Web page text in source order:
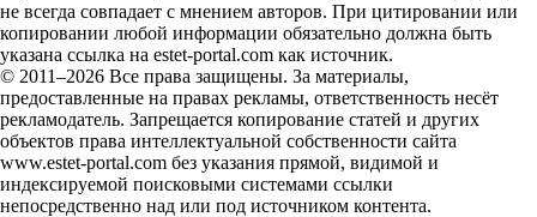
не всегда совпадает с мнением авторов. При цитировании или
копировании любой информации обязательно должна быть
указана ссылка на estet-portal.com как источник.
© 2011–2026 Все права защищены. За материалы,
предоставленные на правах рекламы, ответственность несёт
рекламодатель. Запрещается копирование статей и других
объектов права интеллектуальной собственности сайта
www.estet-portal.com без указания прямой, видимой и
индексируемой поисковыми системами ссылки
непосредственно над или под источником контента.